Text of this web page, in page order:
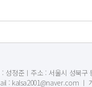
: 성정준ㅣ주소 : 서울시 성북구
: kalsa2001@naver.com ㅣ